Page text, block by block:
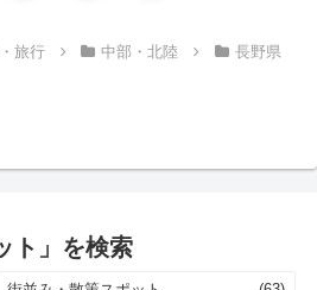
旅行 中部・北陸
長野県
ト」を検索